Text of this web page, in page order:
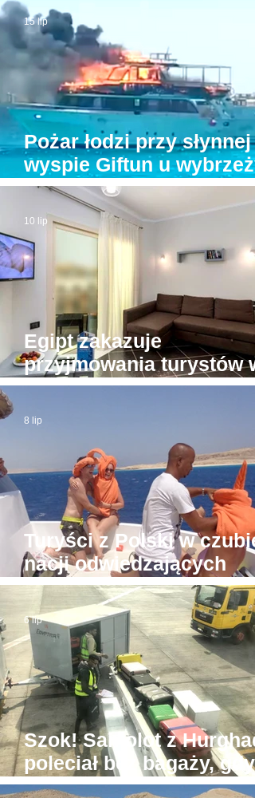
Pożar łodzi przy słynnej
wyspie Giftun u wybrzeży
Hurghady. Na pokładzie
było kilkunastu turystów
15 lip
Egipt zakazuje
przyjmowania turystów w
apartamentach bez
10 lip
Turyści z Polski w czubie
nacji odwiedzających
Hurghadę
8 lip
Szok! Samolot z
poleciał bez bagaży, gdyż
był... zbyt ciężki
6 lip